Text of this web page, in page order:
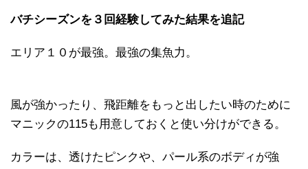
バチシーズンを３回経験してみた結果を追記
エリア１０が最強。最強の集魚力。
風が強かったり、飛距離をもっと出したい時のために
マニックの115も用意しておくと使い分けができる。
カラーは、透けたピンクや、パール系のボディが強